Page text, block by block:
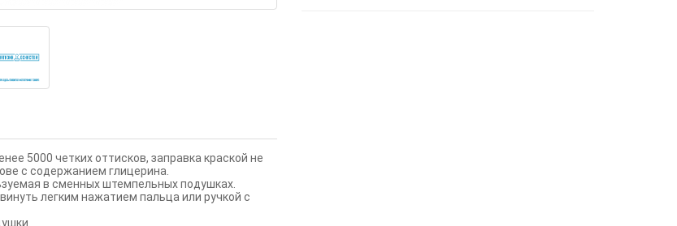
5000 четких оттисков, заправка краской не
с содержанием глицерина.
в сменных штемпельных подушках.
легким нажатием пальца или ручкой с